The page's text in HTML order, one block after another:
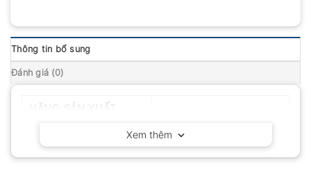
Thông tin bổ sung
Đánh giá (0)
Xem thêm